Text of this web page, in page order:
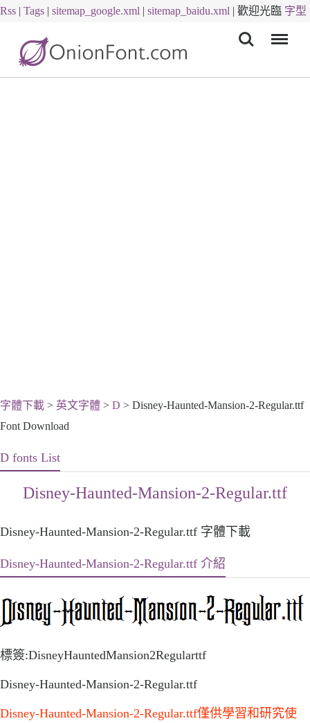
Rss | Tags | sitemap_google.xml | sitemap_baidu.xml | 歡迎光臨 字型
字體下載 > 英文字體 > D > Disney-Haunted-Mansion-2-Regular.ttf
Font Download
D fonts List
Disney-Haunted-Mansion-2-Regular.ttf
Disney-Haunted-Mansion-2-Regular.ttf 字體下載
Disney-Haunted-Mansion-2-Regular.ttf 介紹
標簽:DisneyHauntedMansion2Regularttf
Disney-Haunted-Mansion-2-Regular.ttf
Disney-Haunted-Mansion-2-Regular.ttf僅供學習和研究使